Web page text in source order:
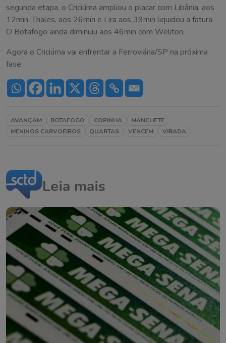
segunda etapa, o Criciúma ampliou o placar com Libânia, aos
12min, Thales, aos 26min e Lira aos 39min liquidou a fatura.
O Botafogo ainda diminuiu aos 46min com Weliton.
Agora o Criciúma vai enfrentar a Ferroviária/SP na próxima
fase.
AVANÇAM BOTAFOGO COPINHA
MANCHETE
MENINOS CARVOEIROS
QUARTAS VENCEM VIRADA
Leia mais